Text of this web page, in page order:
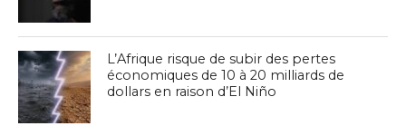
L’Afrique risque de subir des pertes
économiques de 10 à 20 milliards de
dollars en raison d’El Niño